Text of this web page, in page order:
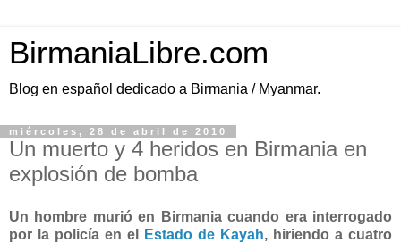
BirmaniaLibre.com
Blog en español dedicado a Birmania / Myanmar.
miércoles, 28 de abril de 2010
Un muerto y 4 heridos en Birmania en
explosión de bomba
Un hombre murió en Birmania cuando era interrogado
por la policía en el
Estado de Kayah, hiriendo a cuatro